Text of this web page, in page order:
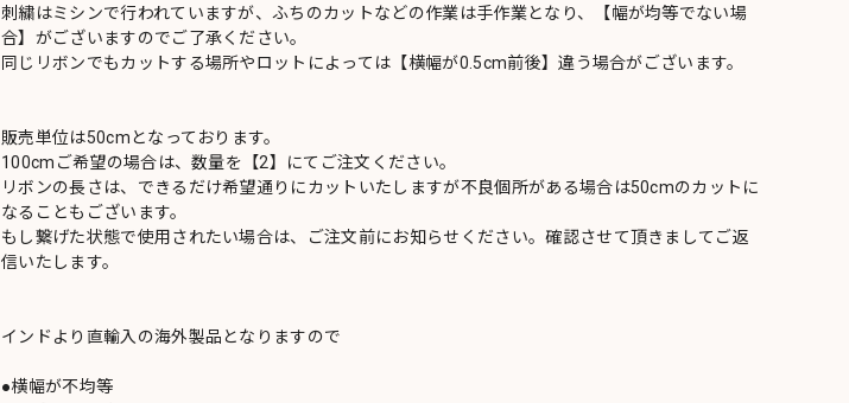
刺繍はミシンで行われていますが、ふちのカットなどの作業は手作業となり、【幅が均等でない場
合】がございますのでご了承ください。
同じリボンでもカットする場所やロットによっては【横幅が0.5cm前後】違う場合がございます。
販売単位は50cmとなっております。
100cmご希望の場合は、数量を【2】にてご注文ください。
リボンの長さは、できるだけ希望通りにカットいたしますが不良個所がある場合は50cmのカットに
なることもございます。
もし繋げた状態で使用されたい場合は、ご注文前にお知らせください。確認させて頂きましてご返
信いたします。
インドより直輸入の海外製品となりますので
●横幅が不均等